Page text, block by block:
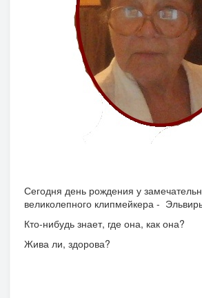
Сегодня день рождения у
великолепного клипмейкера -
Кто-нибудь знает, где она, как она?
Жива ли, здорова?